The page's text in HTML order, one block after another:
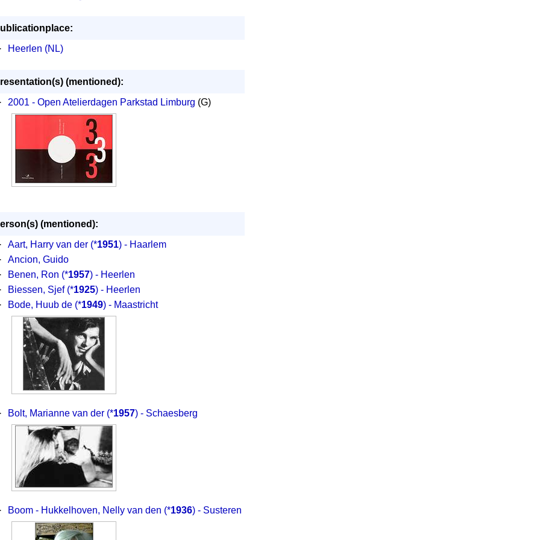
·
Heerlen (NL)
(mentioned):
·
2001 - Open Atelierdagen Parkstad Limburg (G)
(mentioned):
·
Aart, Harry van der (*1951) - Haarlem
·
Ancion, Guido
·
Benen, Ron (*1957) - Heerlen
·
Biessen, Sjef (*1925) - Heerlen
·
Bode, Huub de (*1949) - Maastricht
· Bolt, Marianne van der (*1957) - Schaesberg
· Boom - Hukkelhoven, Nelly van den (*1936) - Susteren